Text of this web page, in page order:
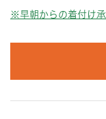
※早朝からの着付け承